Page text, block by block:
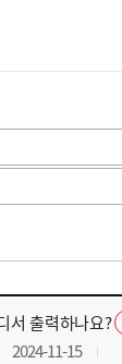
서 출력하나요?
2024-11-15